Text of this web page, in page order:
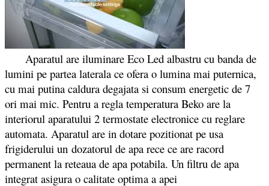
Aparatul are iluminare Eco Led albastru cu banda de
lumini pe partea laterala ce ofera o lumina mai puternica,
cu mai putina caldura degajata si consum energetic de 7
ori mai mic. Pentru a regla temperatura Beko are la
interiorul aparatului 2 termostate electronice cu reglare
automata. Aparatul are in dotare pozitionat pe usa
frigiderului un dozatorul de apa rece ce are racord
permanent la reteaua de apa potabila. Un filtru de apa
integrat asigura o calitate optima a apei